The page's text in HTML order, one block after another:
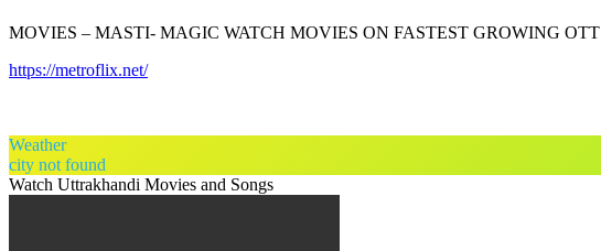
MOVIES – MASTI- MAGIC WATCH MOVIES ON FASTEST GROWING OTT
https://metroflix.net/
Weather
city not found
Watch Uttrakhandi Movies and Songs